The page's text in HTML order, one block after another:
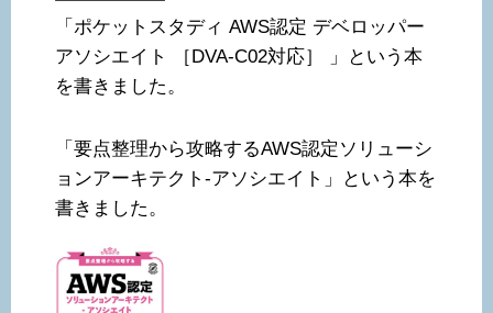
「ポケットスタディ AWS認定 デベロッパー
アソシエイト ［DVA-C02対応］ 」という本
を書きました。
「要点整理から攻略するAWS認定ソリューシ
ョンアーキテクト-アソシエイト」という本を
書きました。